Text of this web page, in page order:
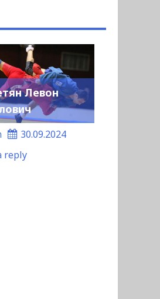
Левон
30.09.2024
reply